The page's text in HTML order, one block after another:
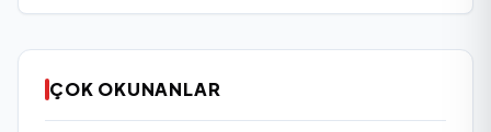
ÇOK OKUNANLAR